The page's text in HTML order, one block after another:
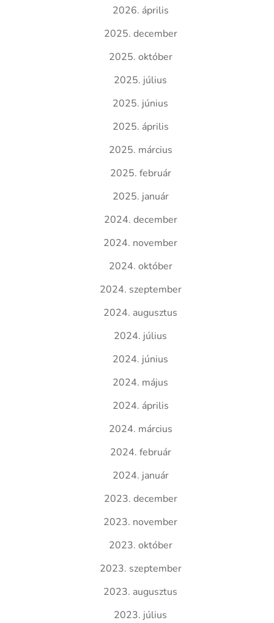
2026. április
2025. december
2025. október
2025. július
2025. június
2025. április
2025. március
2025. február
2025. január
2024. december
2024. november
2024. október
2024. szeptember
2024. augusztus
2024. július
2024. június
2024. május
2024. április
2024. március
2024. február
2024. január
2023. december
2023. november
2023. október
2023. szeptember
2023. augusztus
2023. július